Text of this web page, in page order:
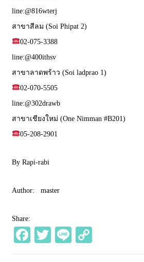
line:@816wterj
สาขาสีลม (Soi Phipat 2)
02-075-3388
line:@400ithsv
สาขาลาดพร้าว (Soi ladprao 1)
02-070-5505
line:@302drawb
สาขาเชียงใหม่ (One Nimman #B201)
05-208-2901
By Rapi-rabi
Author: master
Share:
Fa
ce
T
wi
Li
ne op